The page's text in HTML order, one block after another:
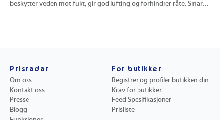
beskytter veden mot fukt, gir god lufting og forhindrer råte. Smarte
Prisradar
Om oss
Kontakt oss
Presse
Blogg
For butikker
Registrer og profiler butikken din
Krav for butikker
Feed Spesifikasjoner
Prisliste